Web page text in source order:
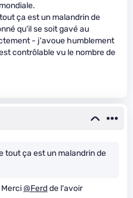
ça est un malandrin de
qu'il se soit gavé au
- j'avoue humblement
contrôlable vu le nombre de
tout ça est un malandrin de
@Ferdde l'avoir